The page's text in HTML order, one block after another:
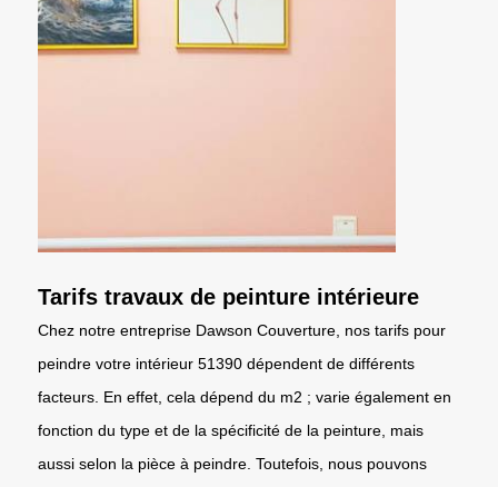
Tarifs travaux de peinture intérieure
Chez notre entreprise Dawson Couverture, nos tarifs pour
peindre votre intérieur 51390 dépendent de différents
facteurs. En effet, cela dépend du m2 ; varie également en
fonction du type et de la spécificité de la peinture, mais
aussi selon la pièce à peindre. Toutefois, nous pouvons